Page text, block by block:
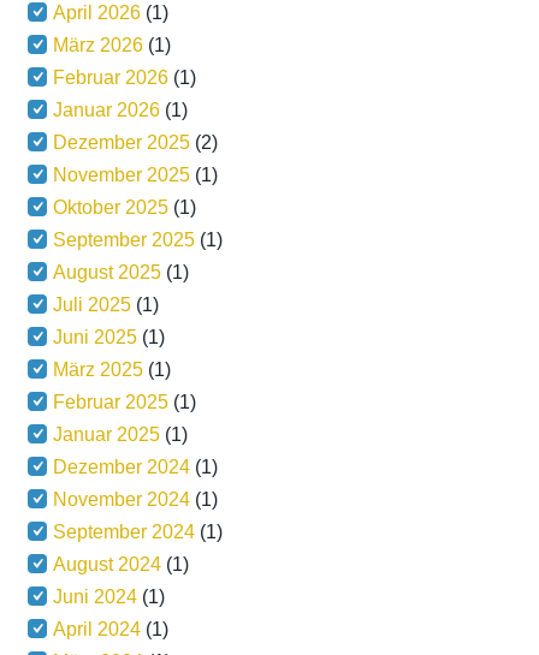
April 2026 (1)
März 2026 (1)
Februar 2026 (1)
Januar 2026 (1)
Dezember 2025 (2)
November 2025 (1)
Oktober 2025 (1)
September 2025 (1)
August 2025 (1)
Juli 2025 (1)
Juni 2025 (1)
März 2025 (1)
Februar 2025 (1)
Januar 2025 (1)
Dezember 2024 (1)
November 2024 (1)
September 2024 (1)
August 2024 (1)
Juni 2024 (1)
April 2024 (1)